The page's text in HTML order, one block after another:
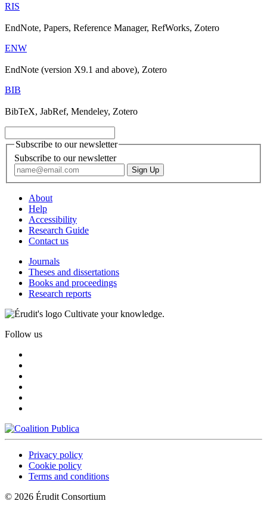
RIS
EndNote, Papers, Reference Manager, RefWorks, Zotero
ENW
EndNote (version X9.1 and above), Zotero
BIB
BibTeX, JabRef, Mendeley, Zotero
Subscribe to our newsletter
Subscribe to our newsletter
About
Help
Accessibility
Research Guide
Contact us
Journals
Theses and dissertations
Books and proceedings
Research reports
Cultivate your knowledge.
Follow us
Privacy policy
Cookie policy
Terms and conditions
© 2026 Érudit Consortium